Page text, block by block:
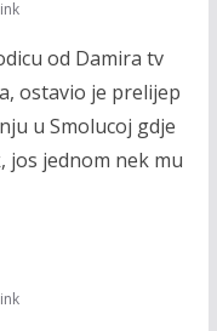
od Damira tv
ostavio je prelijep
u Smolucoj gdje
jos jednom nek mu